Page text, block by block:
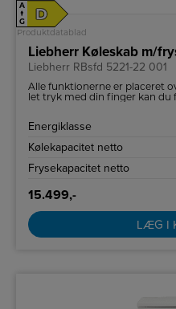
A
↑
G
D
Produktdatablad
Liebherr RBsfd 5221-22 001
Alle funktionerne er placeret
let tryk med din finger kan du
Energiklasse
Kølekapacitet netto
Frysekapacitet netto
15.499,-
LÆG I